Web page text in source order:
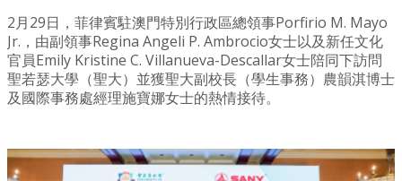
2月29日，菲律賓駐澳門特別行政區總領事Porfirio M. Mayo
Jr.，由副領事Regina Angeli P. Ambrocio女士以及新任文化
官員Emily Kristine C. Villanueva-Descallar女士陪同下訪問
聖若瑟大學（聖大）並獲聖大副校長（學生事務）農韻淇博士
及國際事務處經理施寶娜女士的熱情接待。